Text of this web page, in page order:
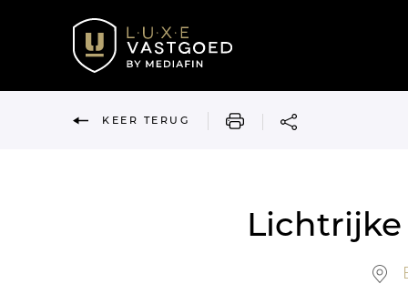
KEER TERUG AFDRUKKEN